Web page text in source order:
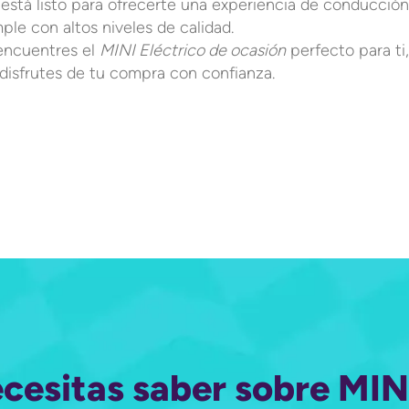
listo para ofrecerte una experiencia de
con altos niveles de calidad.
el MINI Eléctrico de ocasiónperfecto para ti,
de tu compra con confianza.
saber sobre